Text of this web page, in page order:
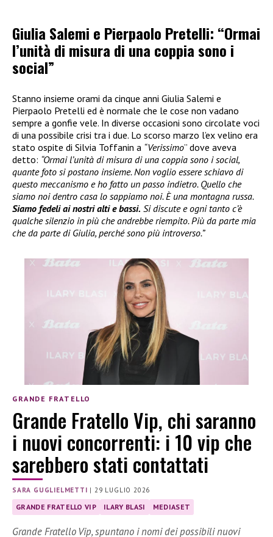
Giulia Salemi e Pierpaolo Pretelli: “Ormai
l’unità di misura di una coppia sono i
social”
Stanno insieme orami da cinque anni Giulia Salemi e
Pierpaolo Pretelli ed è normale che le cose non vadano
sempre a gonfie vele. In diverse occasioni sono circolate voci
di una possibile crisi tra i due. Lo scorso marzo l’ex velino era
stato ospite di Silvia Toffanin a “Verissimo” dove aveva
detto: “Ormai l’unità di misura di una coppia sono i social,
quante foto si postano insieme. Non voglio essere schiavo di
questo meccanismo e ho fatto un passo indietro. Quello che
siamo noi dentro casa lo sappiamo noi. È una montagna russa.
Siamo fedeli ai nostri alti e bassi. Si discute e ogni tanto c’è
qualche silenzio in più che andrebbe riempito. Più da parte mia
che da parte di Giulia, perché sono più introverso.”
GRANDE FRATELLO
Grande Fratello Vip, chi saranno
i nuovi concorrenti: i 10 vip che
sarebbero stati contattati
SARA GUGLIELMETTI |29 LUGLIO 2026
GRANDE FRATELLO VIP ILARY BLASI MEDIASET
Grande Fratello Vip, spuntano i nomi dei possibili nuovi